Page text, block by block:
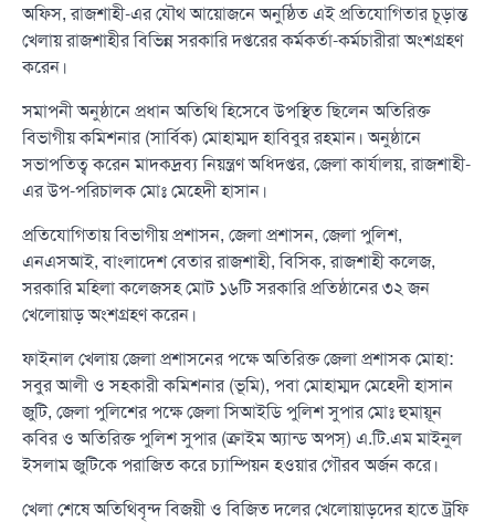
অফিস, রাজশাহী-এর যৌথ আয়োজনে অনুষ্ঠিত এই প্রতিযোগিতার চূড়ান্ত
খেলায় রাজশাহীর বিভিন্ন সরকারি দপ্তরের কর্মকর্তা-কর্মচারীরা অংশগ্রহণ
করেন।
সমাপনী অনুষ্ঠানে প্রধান অতিথি হিসেবে উপস্থিত ছিলেন অতিরিক্ত
বিভাগীয় কমিশনার (সার্বিক) মোহাম্মদ হাবিবুর রহমান। অনুষ্ঠানে
সভাপতিত্ব করেন মাদকদ্রব্য নিয়ন্ত্রণ অধিদপ্তর, জেলা কার্যালয়, রাজশাহী-
এর উপ-পরিচালক মোঃ মেহেদী হাসান।
প্রতিযোগিতায় বিভাগীয় প্রশাসন, জেলা প্রশাসন, জেলা পুলিশ,
এনএসআই, বাংলাদেশ বেতার রাজশাহী, বিসিক, রাজশাহী কলেজ,
সরকারি মহিলা কলেজসহ মোট ১৬টি সরকারি প্রতিষ্ঠানের ৩২ জন
খেলোয়াড় অংশগ্রহণ করেন।
ফাইনাল খেলায় জেলা প্রশাসনের পক্ষে অতিরিক্ত জেলা প্রশাসক মোহা:
সবুর আলী ও সহকারী কমিশনার (ভূমি), পবা মোহাম্মদ মেহেদী হাসান
জুটি, জেলা পুলিশের পক্ষে জেলা সিআইডি পুলিশ সুপার মোঃ হুমায়ূন
কবির ও অতিরিক্ত পুলিশ সুপার (ক্রাইম অ্যান্ড অপস্) এ.টি.এম মাইনুল
ইসলাম জুটিকে পরাজিত করে চ্যাম্পিয়ন হওয়ার গৌরব অর্জন করে।
খেলা শেষে অতিথিবৃন্দ বিজয়ী ও বিজিত দলের খেলোয়াড়দের হাতে ট্রফি